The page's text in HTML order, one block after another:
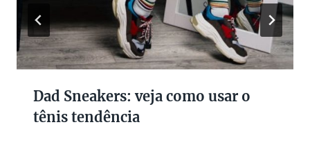
Dad Sneakers: veja como usar o
tênis tendência